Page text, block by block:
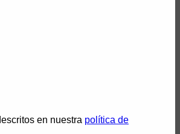
en nuestra política de